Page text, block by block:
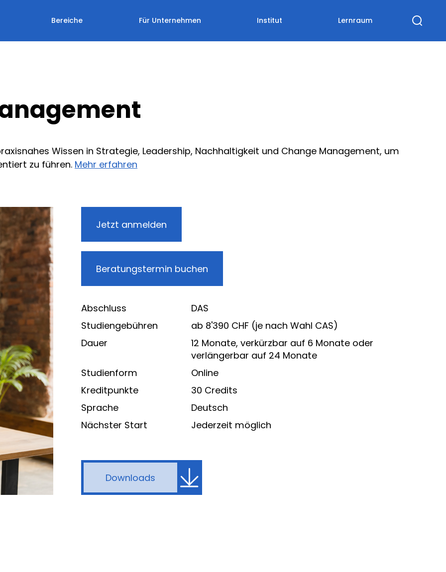
Bereiche Für Unternehmen Institut Lernraum
Wissen in Strategie, Leadership, Nachhaltigkeit und Change Management, um
zu führen. Mehr erfahren
Jetzt anmelden
Beratungstermin buchen
Abschluss
DAS
Studiengebühren
ab 8'390 CHF (je nach Wahl CAS)
Dauer
12 Monate, verkürzbar auf 6 Monate oder
verlängerbar auf 24 Monate
Studienform
Online
Kreditpunkte
30 Credits
Sprache
Deutsch
Nächster Start
Jederzeit möglich
Downloads